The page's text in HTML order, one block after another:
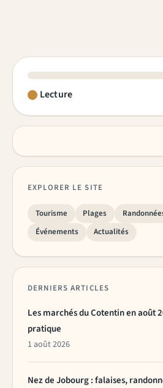
Lecture
EXPLORER LE SITE
Tourisme Plages
Événements
Actualités
DERNIERS ARTICLES
Les marchés du Cotentin en août
pratique
1 août 2026
Nez de Jobourg : falaises,